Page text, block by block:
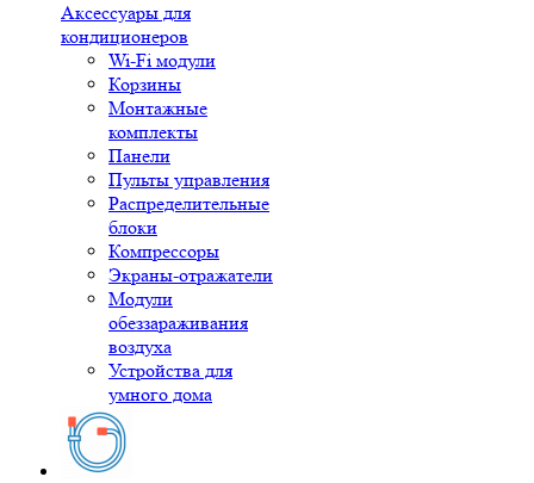
Аксессуары для
кондиционеров
Wi-Fi модули
Корзины
Монтажные
комплекты
Панели
Пульты управления
Распределительные
блоки
Компрессоры
Экраны-отражатели
Модули
обеззараживания
воздуха
Устройства для
умного дома